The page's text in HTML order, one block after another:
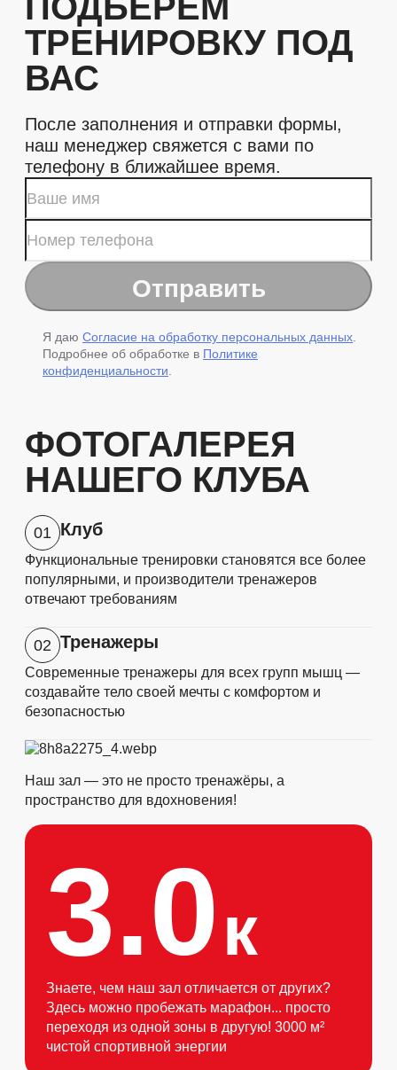
ТРЕНИРОВКУ ПОД
ВАС
После заполнения и отправки формы,
наш менеджер свяжется с вами по
телефону в ближайшее время.
Я даю Согласие на обработку персональных данных
Подробнее об обработке в Политике
конфиденциальности
ФОТОГАЛЕРЕЯ
НАШЕГО КЛУБА
01 Клуб
Функциональные тренировки становятся все более
популярными, и производители тренажеров
отвечают требованиям
02 Тренажеры
Современные тренажеры для всех групп мышц —
создавайте тело своей мечты с комфортом и
безопасностью
Наш зал — это не просто тренажёры, а
пространство для вдохновения!
3.0к
Знаете, чем наш зал отличается от других?
Здесь можно пробежать марафон... просто
переходя из одной зоны в другую! 3000 м²
чистой спортивной энергии